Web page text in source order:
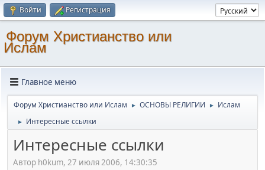
Войти Регистрация
Форум Христианство или
Ислам
Главное меню
Форум Христианство или Ислам ► ОСНОВЫ РЕЛИГИИ ► Ислам
► Интересные ссылки
Интересные ссылки
Автор h0kum, 27 июля 2006, 14:30:35